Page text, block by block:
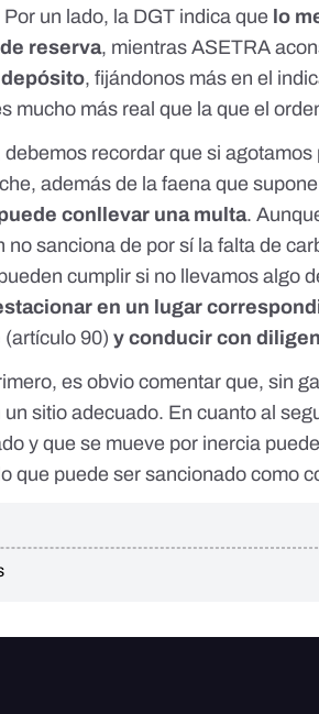
Por un lado, la DGT indica que lo
reserva, mientras ASETRA
, fijándonos más en el
mucho más real que la que el
debemos recordar que si
además de la faena que
conllevar una multa.
no sanciona de por sí la falta de
cumplir si no llevamos algo
en un lugar
(artículo 90)y conducir con
es obvio comentar que, sin
un sitio adecuado. En cuanto al
y que se mueve por inercia
que puede ser sancionado como